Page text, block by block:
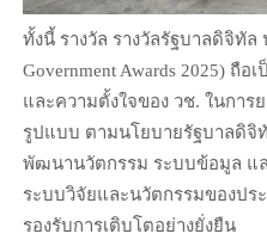
ทั้งนี้ รางวัล รางวัลรัฐบาลดิจิทัล
Government Awards 2025) ถื
และความตั้งใจของ วช. ในการ
รูปแบบ ตามนโยบายรัฐบาลดิจิ
พัฒนานวัตกรรม ระบบข้อมูล แล
ระบบวิจัยและนวัตกรรมของปร
รองรับการเติบโตอย่างยั่งยืน